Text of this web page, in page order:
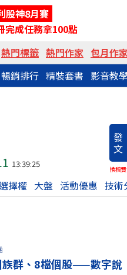
股神8月賽
完成任務拿100點
熱門標籤 熱門作家 包月作
暢銷排行 精裝套書 影音教
發
文
換稿費
13:39:25
選擇權 大盤 活動優惠 技術
群、8檔個股——數字說